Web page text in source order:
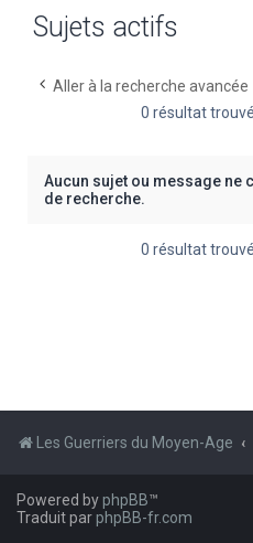
Sujets actifs
Aller à la recherche avancée
0 résultat
Aucun sujet ou message ne
de recherche.
0 résultat
Les Guerriers du Moyen-Age
Powered byphpBB™
Traduit parphpBB-fr.com